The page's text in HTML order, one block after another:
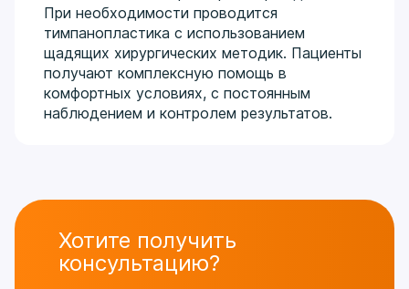
При необходимости проводится
тимпанопластика с использованием
щадящих хирургических методик. Пациенты
получают комплексную помощь в
комфортных условиях, с постоянным
наблюдением и контролем результатов.
Хотите получить
консультацию?